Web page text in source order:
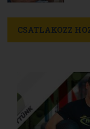
CSATLAKOZZ